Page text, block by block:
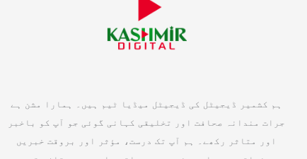
ہم کشمیر ڈیجیٹل کی ڈیجیٹل میڈیا ٹیم ہیں۔ ہمارا مشن ہے
جرات مندانہ صحافت اور تخلیقی کہانی گوئی جو آپ کو باخبر
اور متاثر رکھے۔ ہم آپ تک درست، مؤثر اور بروقت خبریں